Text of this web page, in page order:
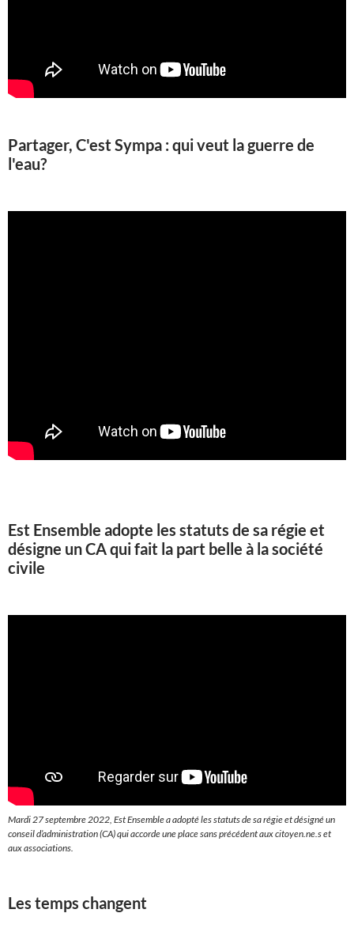
Partager, C'est Sympa : qui veut la guerre de
l'eau?
Est Ensemble adopte les statuts de sa régie et
désigne un CA qui fait la part belle à la société
civile
Mardi 27 septembre 2022, Est Ensemble a adopté les statuts de sa régie et désigné un
conseil d’administration (CA) qui accorde une place sans précédent aux citoyen.ne.s et
aux associations.
Les temps changent